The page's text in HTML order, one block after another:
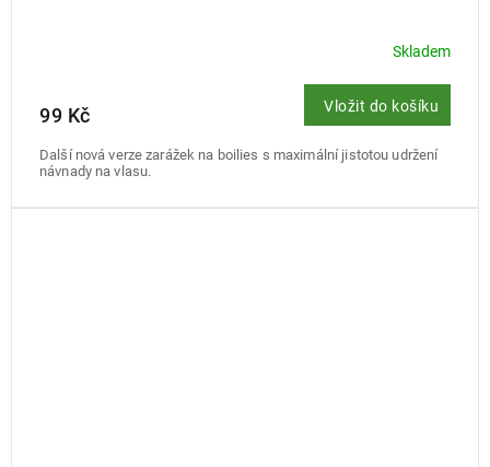
Skladem
99 Kč Vložit do košíku
Další nová verze zarážek na boilies s maximální jistotou udržení
návnady na vlasu.